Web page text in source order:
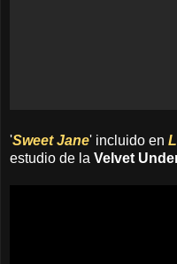
'Sweet Jane' incluido en
estudio de la Velvet